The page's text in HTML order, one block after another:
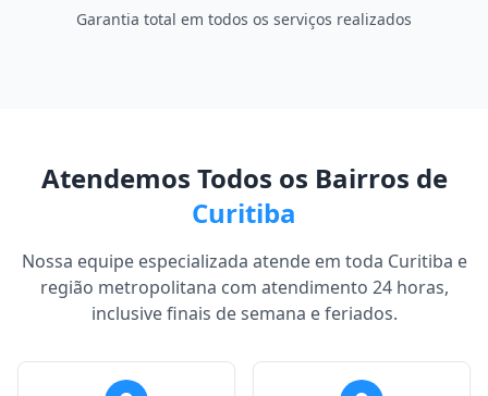
Garantia total em todos os serviços realizados
Atendemos Todos os Bairros de
Curitiba
Nossa equipe especializada atende em toda Curitiba e
região metropolitana com atendimento 24 horas,
inclusive finais de semana e feriados.